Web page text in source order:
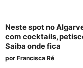
Neste spot no
com cocktails,
Saiba onde fica
por Francisca Ré